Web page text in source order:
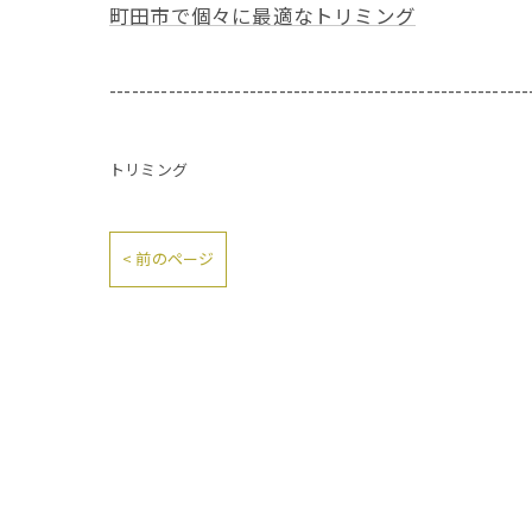
町田市で個々に最適なトリミング
トリミング
< 前のページ